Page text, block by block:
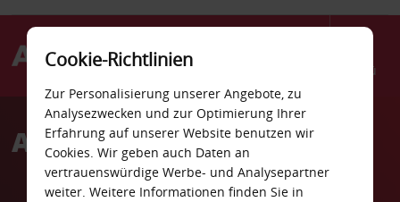
Menü
AvisAutovermietung Merida
Cookie-Richtlinien
Zur Personalisierung unserer Angebote, zu
Analysezwecken und zur Optimierung Ihrer
Erfahrung auf unserer Website benutzen wir
Cookies. Wir geben auch Daten an
vertrauenswürdige Werbe- und Analysepartner
weiter. Weitere Informationen finden Sie in